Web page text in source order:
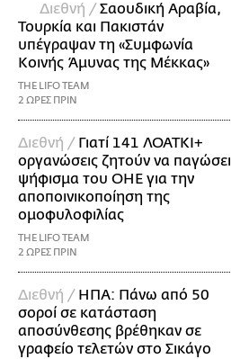
Διεθνή / Σαουδική Αραβία,
Τουρκία και Πακιστάν
υπέγραψαν τη «Συμφωνία
Κοινής Άμυνας της Μέκκας»
THE LIFO TEAM
2 ΩΡΕΣ ΠΡΙΝ
Διεθνή / Γιατί 141 ΛΟΑΤΚΙ+
οργανώσεις ζητούν να παγώσει
ψήφισμα του ΟΗΕ για την
αποποινικοποίηση της
ομοφυλοφιλίας
THE LIFO TEAM
2 ΩΡΕΣ ΠΡΙΝ
Διεθνή / ΗΠΑ: Πάνω από 50
σοροί σε κατάσταση
αποσύνθεσης βρέθηκαν σε
γραφείο τελετών στο Σικάγο